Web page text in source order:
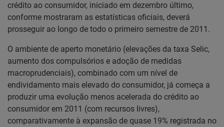
crédito ao consumidor, iniciado em dezembro último,
conforme mostraram as estatísticas oficiais, deverá
prosseguir ao longo de todo o primeiro semestre de 2011.
O ambiente de aperto monetário (elevações da taxa Selic,
aumento dos compulsórios e adoção de medidas
macroprudenciais), combinado com um nível de
endividamento mais elevado do consumidor, já começa a
produzir uma evolução menos acelerada do crédito ao
consumidor em 2011 (com recursos livres),
comparativamente à expansão de quase 19% registrada no